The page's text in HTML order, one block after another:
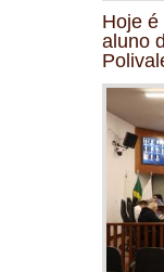
Hoje
aluno